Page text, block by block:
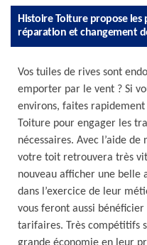
Histoire Toiture propose les
réparation et changement
Vos tuiles de rives sont
emporter par le vent ? Si
environs, faites
Toiture pour engager les
nécessaires. Avec l’aide
votre toit retrouvera très
nouveau afficher une belle
dans l’exercice de leur
vous feront aussi
tarifaires. Très compétitifs